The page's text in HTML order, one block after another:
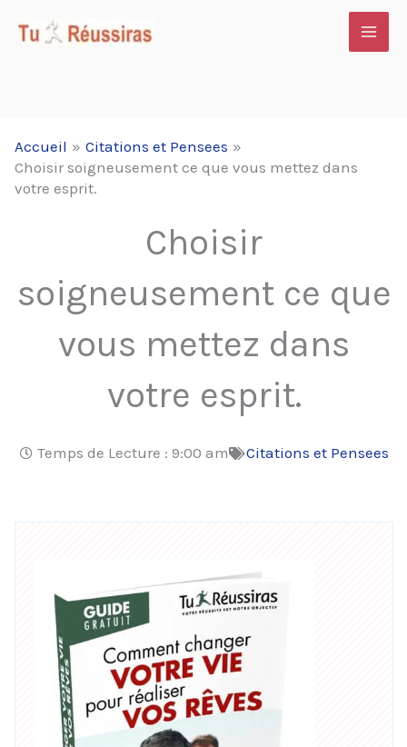
Accueil
Citations et Pensees
Choisir soigneusement ce que vous mettez dans
votre esprit.
Choisir
soigneusement ce que
vous mettez dans
votre esprit.
Temps de Lecture : 9:00 am Citations et Pensees